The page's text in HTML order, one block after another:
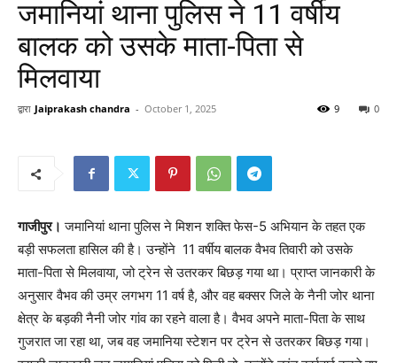
जमानियां थाना पुलिस ने 11 वर्षीय
बालक को उसके माता-पिता से
मिलवाया
द्वारा Jaiprakash chandra - October 1, 2025 0
9
गाजीपुर। जमानियां थाना पुलिस ने मिशन शक्ति फेस-5 अभियान के तहत एक
बड़ी सफलता हासिल की है। उन्होंने 11 वर्षीय बालक वैभव तिवारी को उसके
माता-पिता से मिलवाया, जो ट्रेन से उतरकर बिछड़ गया था। प्राप्त जानकारी के
अनुसार वैभव की उम्र लगभग 11 वर्ष है, और वह बक्सर जिले के नैनी जोर थाना
क्षेत्र के बड़की नैनी जोर गांव का रहने वाला है। वैभव अपने माता-पिता के साथ
गुजरात जा रहा था, जब वह जमानिया स्टेशन पर ट्रेन से उतरकर बिछड़ गया।